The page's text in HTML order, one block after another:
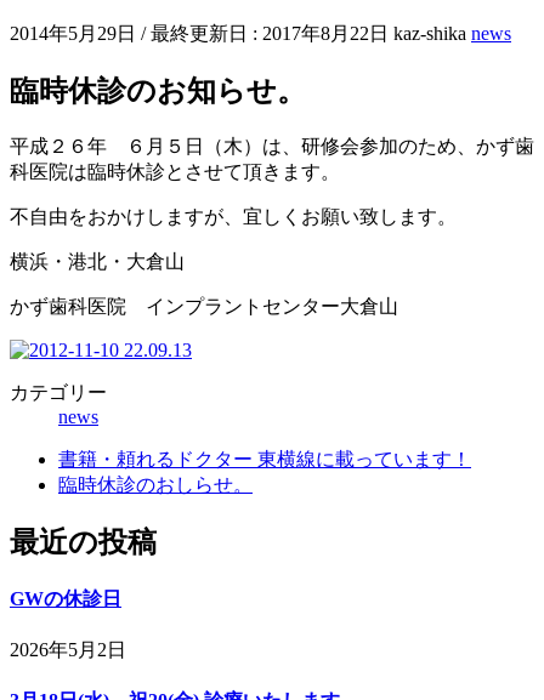
2014年5月29日 / 最終更新日 : 2017年8月22日 kaz-shika news
臨時休診のお知らせ。
平成２６年 ６月５日（木）は、研修会参加のため、かず歯
科医院は臨時休診とさせて頂きます。
不自由をおかけしますが、宜しくお願い致します。
横浜・港北・大倉山
かず歯科医院 インプラントセンター大倉山
カテゴリー
news
書籍・頼れるドクター 東横線に載っています！
臨時休診のおしらせ。
最近の投稿
GWの休診日
2026年5月2日